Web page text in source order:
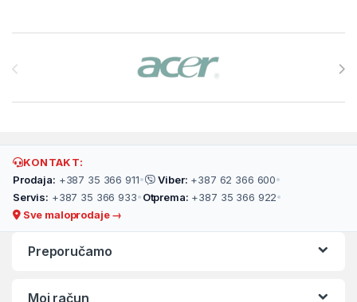
KONTAKT:
Prodaja: +387 35 366 911• Viber: +387 62 366 600•
Servis: +387 35 366 933• Otprema: +387 35 366 922•
Sve maloprodaje →
Preporučamo
Moj račun